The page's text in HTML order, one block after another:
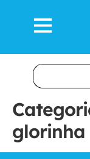
glorinha